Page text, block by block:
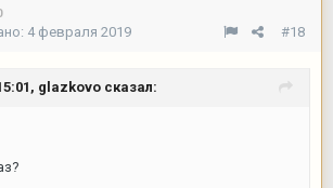
#18
4 февраля 2019
glazkovo сказал: